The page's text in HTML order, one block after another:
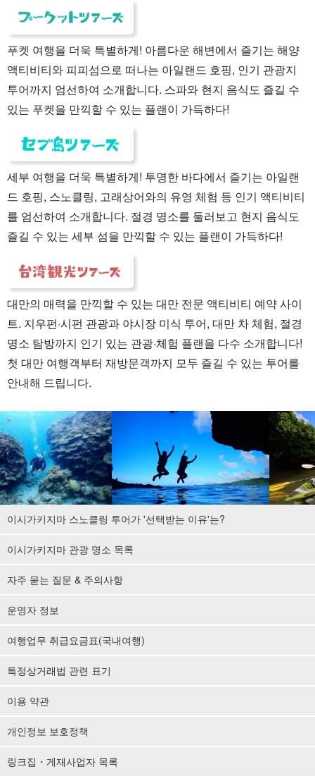
푸켓 여행을 더욱 특별하게! 아름다운 해변에서 즐기는 해양
액티비티와 피피섬으로 떠나는 아일랜드 호핑, 인기 관광지
투어까지 엄선하여 소개합니다. 스파와 현지 음식도 즐길 수
있는 푸켓을 만끽할 수 있는 플랜이 가득하다!
세부 여행을 더욱 특별하게! 투명한 바다에서 즐기는 아일랜
드 호핑, 스노클링, 고래상어와의 유영 체험 등 인기 액티비티
를 엄선하여 소개합니다. 절경 명소를 둘러보고 현지 음식도
즐길 수 있는 세부 섬을 만끽할 수 있는 플랜이 가득하다!
대만의 매력을 만끽할 수 있는 대만 전문 액티비티 예약 사이
트. 지우펀·시펀 관광과 야시장 미식 투어, 대만 차 체험, 절경
명소 탐방까지 인기 있는 관광·체험 플랜을 다수 소개합니다!
첫 대만 여행객부터 재방문객까지 모두 즐길 수 있는 투어를
안내해 드립니다.
이시가키지마 스노클링 투어가 '선택받는 이유'는?
이시가키지마 관광 명소 목록
자주 묻는 질문 & 주의사항
운영자 정보
여행업무 취급요금표(국내여행)
특정상거래법 관련 표기
이용 약관
개인정보 보호정책
링크집・게재사업자 목록